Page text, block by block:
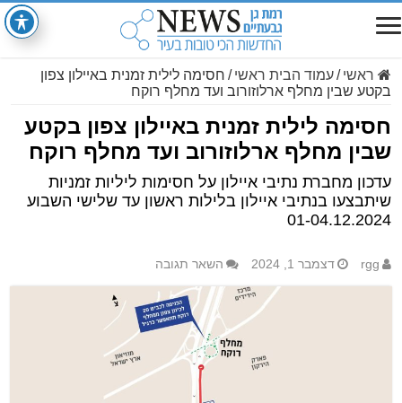
ראשי /עמוד הבית ראשי / חסימה לילית זמנית באיילון צפון
בקטע שבין מחלף ארלוזורוב ועד מחלף רוקח
חסימה לילית זמנית באיילון צפון בקטע
שבין מחלף ארלוזורוב ועד מחלף רוקח
עדכון מחברת נתיבי איילון על חסימות ליליות זמניות
שיתבצעו בנתיבי איילון בלילות ראשון עד שלישי השבוע
01-04.12.2024
rgg דצמבר 1, 2024 השאר תגובה